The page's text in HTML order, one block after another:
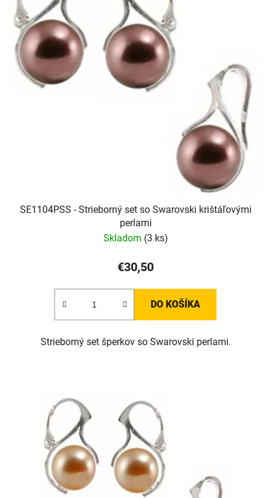
SE1104PSS - Strieborný set so Swarovski krištáľovými
perlami
Skladom (3 ks)
€30,50
DO KOŠÍKA
Strieborný set šperkov so Swarovski perlami.